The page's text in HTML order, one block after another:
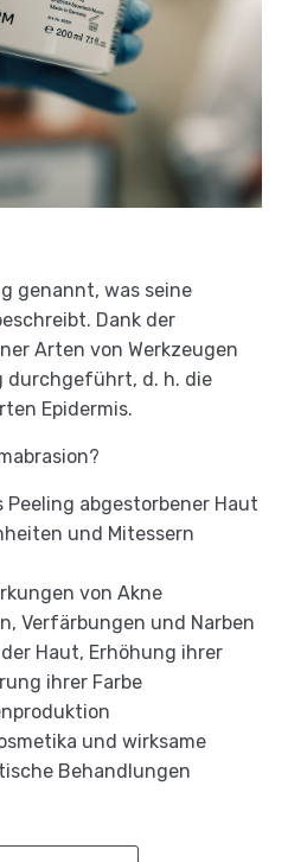
genannt, was seine
Dank der
Arten von Werkzeugen
durchgeführt, d. h. die
Epidermis.
abgestorbener Haut
und Mitessern
von Akne
Verfärbungen und Narben
Haut, Erhöhung ihrer
ihrer Farbe
und wirksame
Behandlungen